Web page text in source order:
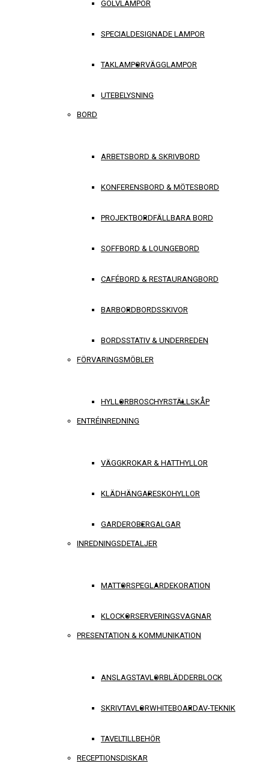
GOLVLAMPOR
SPECIALDESIGNADE LAMPOR
TAKLAMPORVÄGGLAMPOR
UTEBELYSNING
BORD
ARBETSBORD & SKRIVBORD
KONFERENSBORD & MÖTESBORD
PROJEKTBORDFÄLLBARA BORD
SOFFBORD & LOUNGEBORD
CAFÉBORD & RESTAURANGBORD
BARBORDBORDSSKIVOR
BORDSSTATIV & UNDERREDEN
FÖRVARINGSMÖBLER
HYLLORBROSCHYRSTÄLLSKÅP
ENTRÉINREDNING
VÄGGKROKAR & HATTHYLLOR
KLÄDHÄNGARESKOHYLLOR
GARDEROBERGALGAR
INREDNINGSDETALJER
MATTORSPEGLARDEKORATION
KLOCKORSERVERINGSVAGNAR
PRESENTATION & KOMMUNIKATION
ANSLAGSTAVLORBLÄDDERBLOCK
SKRIVTAVLORWHITEBOARDAV-TEKNIK
TAVELTILLBEHÖR
RECEPTIONSDISKAR